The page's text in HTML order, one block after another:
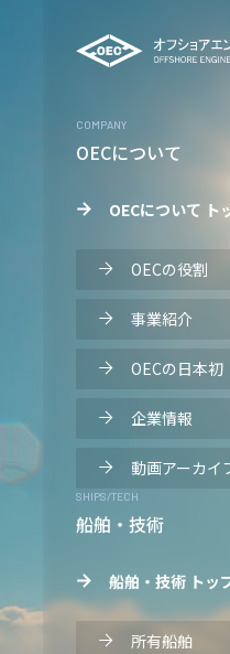
COMPANY
OECについて
OECについて ト
OECの役割
事業紹介
OECの日本初
企業情報
動画アーカイ
SHIPS/TECH
船舶・技術
船舶・技術 トッ
所有船舶